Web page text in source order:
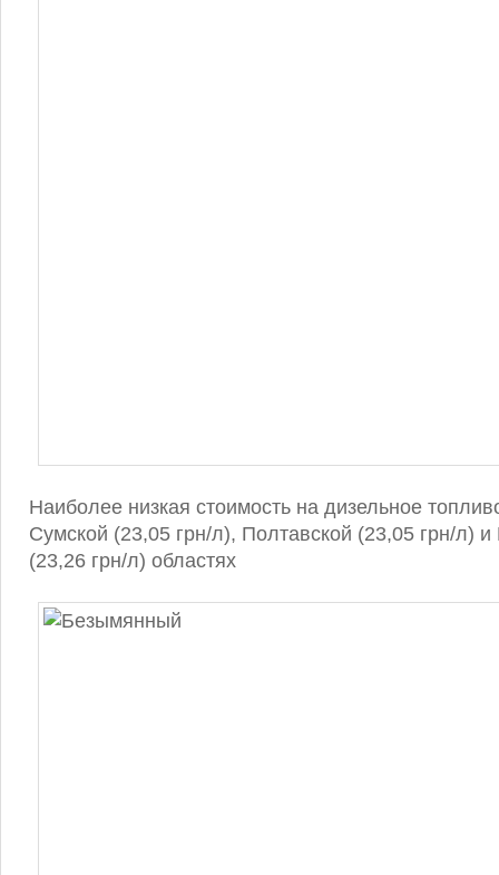
Наиболее низкая стоимость на дизельное
Сумской (23,05 грн/л), Полтавской (23,05 грн/л) и
(23,26 грн/л) областях